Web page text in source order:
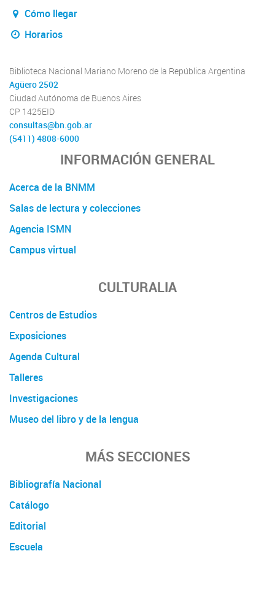
Cómo llegar
Horarios
Biblioteca Nacional Mariano Moreno de la República Argentina
Agüero 2502
Ciudad Autónoma de Buenos Aires
CP 1425EID
consultas@bn.gob.ar
(5411) 4808-6000
INFORMACIÓN GENERAL
Acerca de la BNMM
Salas de lectura y colecciones
Agencia ISMN
Campus virtual
CULTURALIA
Centros de Estudios
Exposiciones
Agenda Cultural
Talleres
Investigaciones
Museo del libro y de la lengua
MÁS SECCIONES
Bibliografía Nacional
Catálogo
Editorial
Escuela